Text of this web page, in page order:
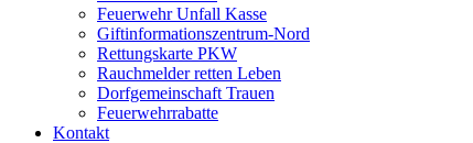
Feuerwehr Unfall Kasse
Giftinformationszentrum-Nord
Rettungskarte PKW
Rauchmelder retten Leben
Dorfgemeinschaft Trauen
Feuerwehrrabatte
Kontakt